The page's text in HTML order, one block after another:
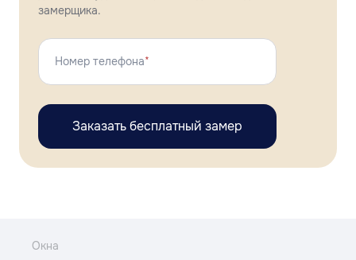
замерщика.
Номер телефона*
Заказать бесплатный замер
Окна